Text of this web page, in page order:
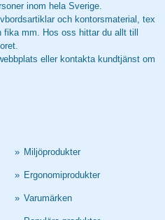
inom hela Sverige.
och kontorsmaterial, tex
fika mm. Hos oss hittar du allt till
eller kontakta kundtjänst om
» Miljöprodukter
» Ergonomiprodukter
» Varumärken